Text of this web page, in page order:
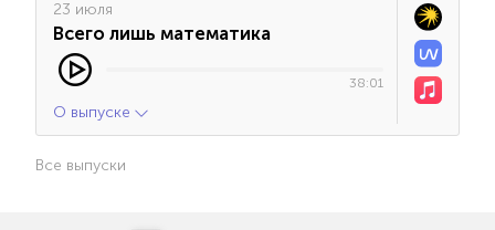
23 июля
Всего лишь математика
38:01
О выпуске
Все выпуски